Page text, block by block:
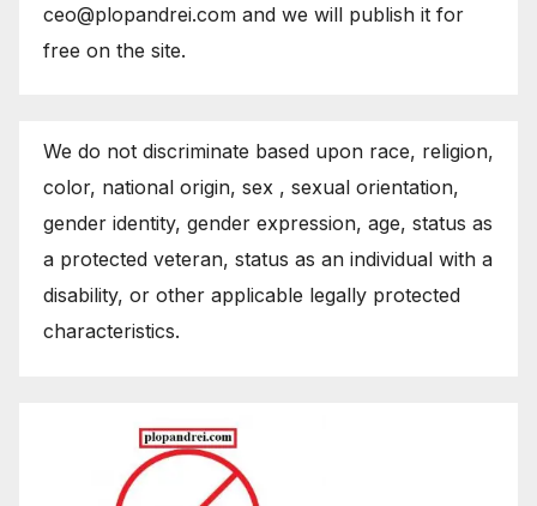
ceo@plopandrei.com and we will publish it for
free on the site.
We do not discriminate based upon race, religion,
color, national origin, sex , sexual orientation,
gender identity, gender expression, age, status as
a protected veteran, status as an individual with a
disability, or other applicable legally protected
characteristics.